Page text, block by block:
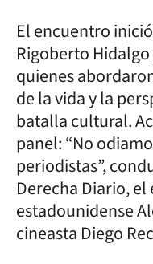
El encuentro
Rigoberto
quienes
de la vida y la
batalla cultural.
panel: “No
periodistas”,
Derecha Diario,
estadounidense
cineasta Diego